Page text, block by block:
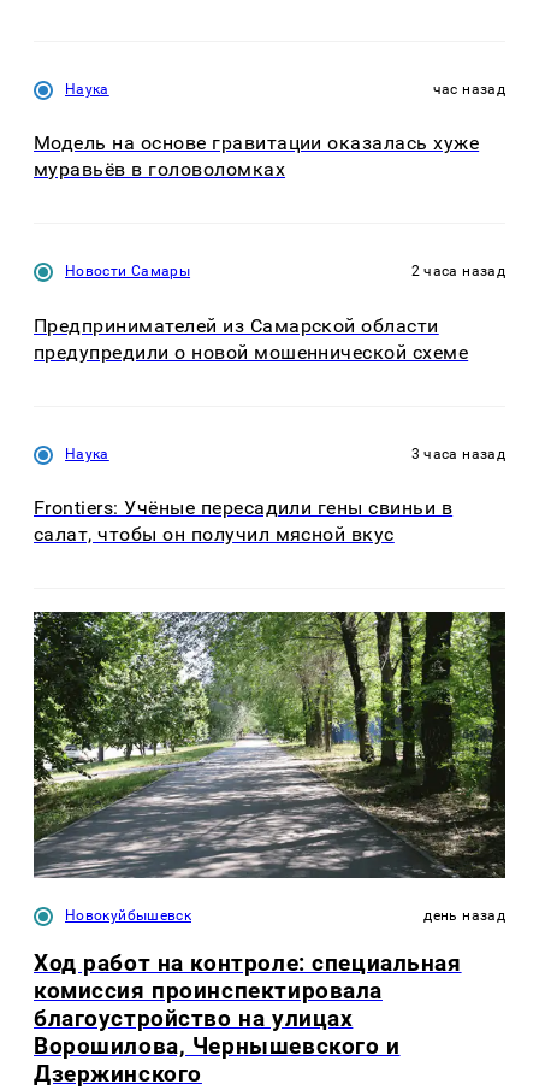
Наука час назад
Модель на основе гравитации оказалась хуже
муравьёв в головоломках
Новости Самары 2 часа назад
Предпринимателей из Самарской области
предупредили о новой мошеннической схеме
Наука 3 часа назад
Frontiers: Учёные пересадили гены свиньи в
салат, чтобы он получил мясной вкус
Новокуйбышевск день назад
Ход работ на контроле: специальная
комиссия проинспектировала
благоустройство на улицах
Ворошилова, Чернышевского и
Дзержинского